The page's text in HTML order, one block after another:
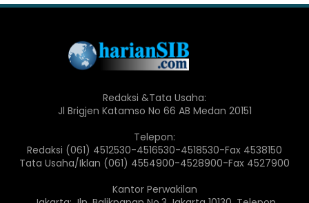
Redaksi &Tata Usaha:
Jl Brigjen Katamso No 66 AB Medan 20151
Telepon:
Redaksi (061) 4512530-4516530-4518530-Fax 4538150
Tata Usaha/Iklan (061) 4554900-4528900-Fax 4527900
Kantor Perwakilan